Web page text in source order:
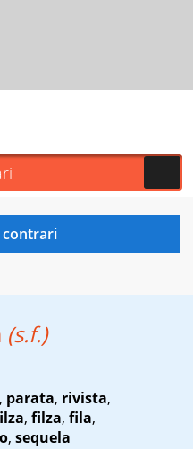
(s.f.)
, parata, rivista,
, filza, fila,
, sequela